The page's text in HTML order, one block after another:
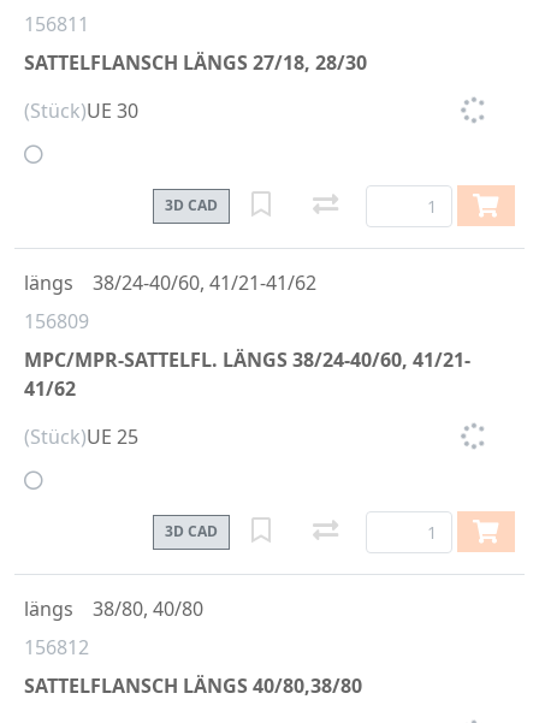
156811
SATTELFLANSCH LÄNGS 27/18, 28/30
(Stück)UE 30
3D CAD
156809
MPC/MPR-SATTELFL. LÄNGS 38/24-40/60, 41/21-
41/62
längs 38/24-40/60, 41/21-41/62
(Stück)UE 25
3D CAD
156812
SATTELFLANSCH LÄNGS 40/80,38/80
längs 38/80, 40/80